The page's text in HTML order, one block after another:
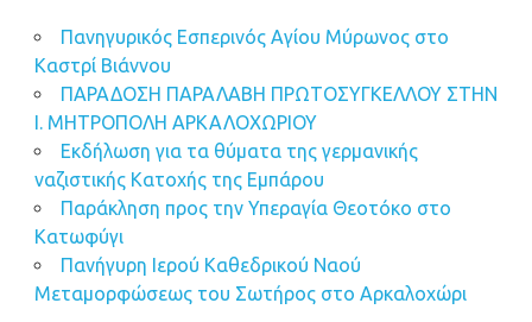
Πανηγυρικός Εσπερινός Αγίου Μύρωνος στο
Καστρί Βιάννου
ΠΑΡΑΔΟΣΗ ΠΑΡΑΛΑΒΗ ΠΡΩΤΟΣΥΓΚΕΛΛΟΥ ΣΤΗΝ
Ι. ΜΗΤΡΟΠΟΛΗ ΑΡΚΑΛΟΧΩΡΙΟΥ
Εκδήλωση για τα θύματα της γερμανικής
ναζιστικής Κατοχής της Εμπάρου
Παράκληση προς την Υπεραγία Θεοτόκο στο
Κατωφύγι
Πανήγυρη Ιερού Καθεδρικού Ναού
Μεταμορφώσεως του Σωτήρος στο Αρκαλοχώρι